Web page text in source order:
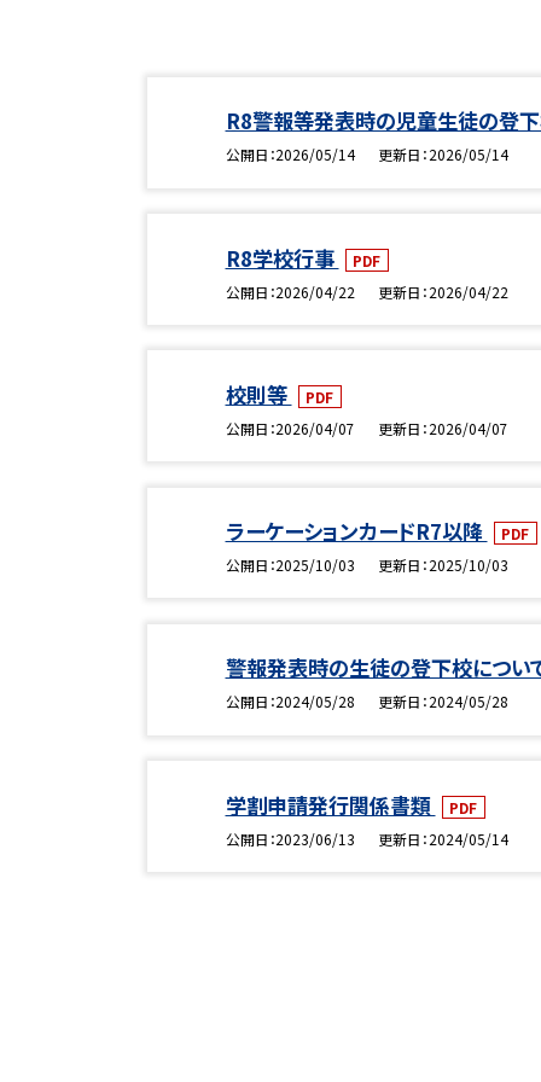
R8警報等発表時の児童生徒の登
公開日 2026/05/14 更新日 2026/05/14
R8学校行事
PDF
公開日 2026/04/22 更新日 2026/04/22
校則等
PDF
公開日 2026/04/07 更新日 2026/04/07
ラーケーションカードR7以降
PDF
公開日 2025/10/03 更新日 2025/10/03
警報発表時の生徒の登下校につい
公開日 2024/05/28 更新日 2024/05/28
学割申請発行関係書類
PDF
公開日 2023/06/13 更新日 2024/05/14